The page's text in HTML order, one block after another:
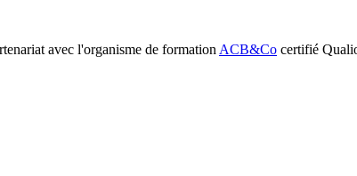
avec l'organisme de formation ACB&Co certifié